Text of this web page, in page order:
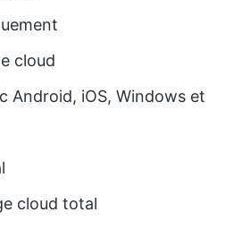
cloud
Android, iOS, Windows et
cloud total